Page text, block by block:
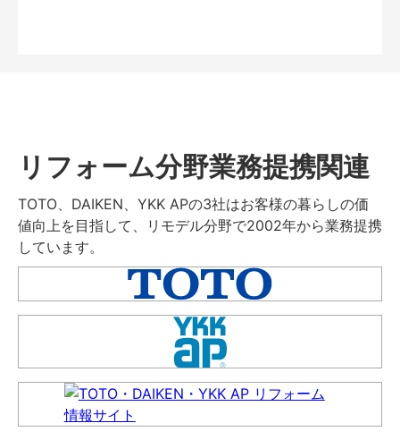
リフォーム分野業務提携関連
TOTO、DAIKEN、YKK APの3社はお客様の暮らしの価
値向上を目指して、リモデル分野で2002年から業務提携
しています。